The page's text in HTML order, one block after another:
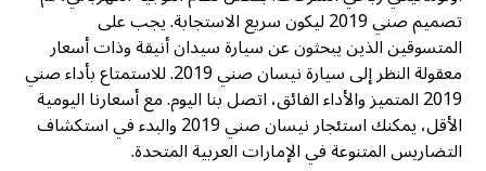
تصميم صني 2019 ليكون سريع الاستجابة. يجب على
المتسوقين الذين يبحثون عن سيارة سيدان أنيقة وذات أسعار
معقولة النظر إلى سيارة نيسان صني 2019. للاستمتاع بأداء صني
2019 المتميز والأداء الفائق، اتصل بنا اليوم. مع أسعارنا اليومية
الأقل، يمكنك استئجار نيسان صني 2019 والبدء في استكشاف
التضاريس المتنوعة في الإمارات العربية المتحدة.